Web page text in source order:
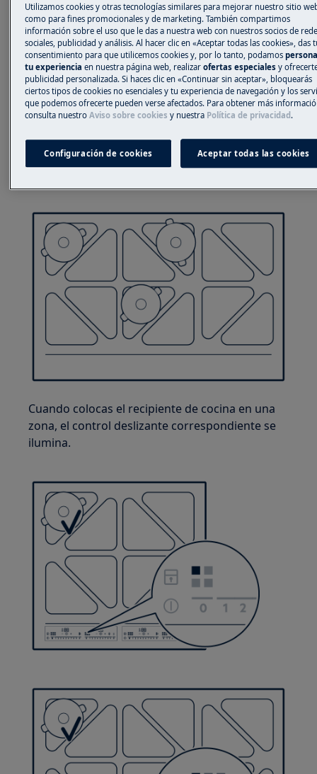
Cuando colocas el recipiente de cocina en una
zona, el control deslizante correspondiente se
ilumina.
Utilizamos cookies y otras tecnologías similares para mejorar nuestro sitio
como para fines promocionales y de marketing. También compartimos
información sobre el uso que le das a nuestra web con nuestros socios de
sociales, publicidad y análisis. Al hacer clic en «Aceptar todas las cookies», das
consentimiento para que utilicemos cookies y, por lo tanto, podamos
tu experiencia en nuestra página web, realizar ofertas especialesy
publicidad personalizada. Si haces clic en «Continuar sin aceptar», bloquearás
ciertos tipos de cookies no esenciales y tu experiencia de navegación y los
que podemos ofrecerte pueden verse afectados. Para obtener más
consulta nuestro Aviso sobre cookies y nuestra Política de privacidad .
Configuración de cookies Aceptar todas las cookies